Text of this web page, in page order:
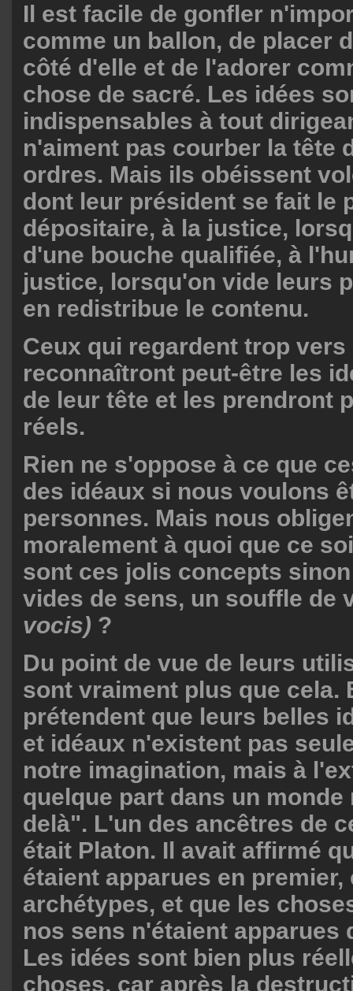
Il est facile de gonfler
comme un ballon, de placer
côté d'elle et de l'adorer
chose de sacré. Les idées
indispensables à tout
n'aiment pas courber la tête
ordres. Mais ils obéissent
dont leur président se fait le
dépositaire, à la justice,
d'une bouche qualifiée, à
justice, lorsqu'on vide leurs
en redistribue le contenu.
Ceux qui regardent trop vers
reconnaîtront peut-être les
de leur tête et les prendront
réels.
Rien ne s'oppose à ce que
des idéaux si nous voulons
personnes. Mais nous
moralement à quoi que ce
sont ces jolis concepts
vides de sens, un souffle de
vocis) ?
Du point de vue de leurs
sont vraiment plus que cela.
prétendent que leurs belles
et idéaux n'existent pas
notre imagination, mais à
quelque part dans un monde
delà". L'un des ancêtres de
était Platon. Il avait affirmé
étaient apparues en premier,
archétypes, et que les
nos sens n'étaient apparues
Les idées sont bien plus
choses, car après la